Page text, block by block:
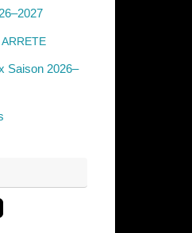
ARRETE
Saison 2026–